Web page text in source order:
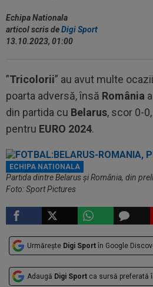
Echipa Nationala
articol scris deDigi Sport
13.10.2023, 01:00
”Tricolorii” au avut multe
poarta adversă, însă România
din partida cu Belarus, scor 0-
pentru EURO 2024.
ECHIPA NATIONALA
Partida dintre Belarus și România, din
Foto: Sport Pictures
Urmărește Digi Sport în Google
Adaugă Digi Sport ca sursă preferată